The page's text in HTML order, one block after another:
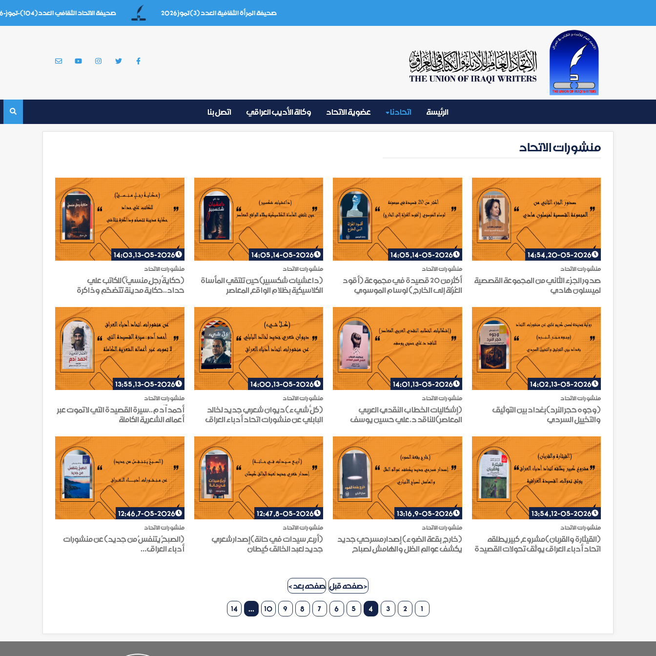
صحيفة المرأة الثقافية العدد (3) تموز 2026 صحيفة الاتحاد الثقافي العدد(104)-تموز-2026
الرئيسة اتحادنا عضوية الاتحاد وكالة الأديب العراقي اتصل بنا
منشورات الاتحاد
منشورات الاتحاد
20-05-2026, 14:54
صدور الجزء الثاني من المجموعة القصصية
لميسلون هادي
منشورات الاتحاد
14-05-2026, 14:05
أكثر من 20 قصيدة في مجموعة (أقود
العُزلة إلى الخارج) لوسام الموسوي
منشورات الاتحاد
14-05-2026, 14:05
(داعشيات شكسبير)حين تلتقي المأساة
الكلاسيكية بظلام الواقع المعاصر
منشورات الاتحاد
13-05-2026, 14:03
(حكايةُ رجلٍ منسيًّ)للكاتب علي
حداد..حكاية مدينة تتضخّم وذاكرة
منشورات الاتحاد
13-05-2026, 14:02
(وجوه حجر النرد)بغداد بين التوثيق
والتخييل السردي
منشورات الاتحاد
13-05-2026, 14:01
(إشكاليات الخطاب النقدي العربي
المعاصر)للناقد د.علي حسين يوسف
منشورات الاتحاد
13-05-2026, 14:00
(كلُّ شيء)ديوان شعري جديد لخالد
البابلي عن منشورات اتحاد أدباء العراق
منشورات الاتحاد
13-05-2026, 13:55
أحمد آدم..سيرة القصيدة التي لا تموت عبر
أعماله الشعرية الكاملة
منشورات الاتحاد
12-05-2026, 13:54
(القيثارة والقربان)مشروع كبير يطلقه
اتحاد أدباء العراق يوثق تحولات القصيدة
منشورات الاتحاد
9-05-2026, 13:16
(خارج بقعة الضوء) إصدار مسرحي جديد
يكشف عوالم الظل والهامش لصباح
منشورات الاتحاد
8-05-2026, 12:47
(أربع سيدات في حانة)إصدار شعري
جديد لعبد الخالق كيطان
منشورات الاتحاد
7-05-2026, 12:46
(الصبحُ يتنفسُ من جديد) عن منشورات
أدباء العراق…
< صفحه قبل صفحه بعد >
1
2
3
4
5
6
7
8
9
10
...
14